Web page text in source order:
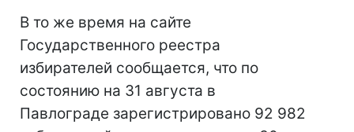
В то же время на сайте
Государственного реестра
избирателей сообщается, что по
состоянию на 31 августа в
Павлограде зарегистрировано 92 982